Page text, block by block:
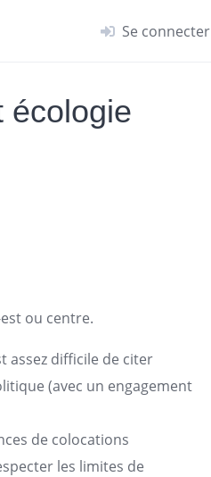
Se connecter
écologie
ou centre.
assez difficile de citer
(avec un engagement
de colocations
les limites de